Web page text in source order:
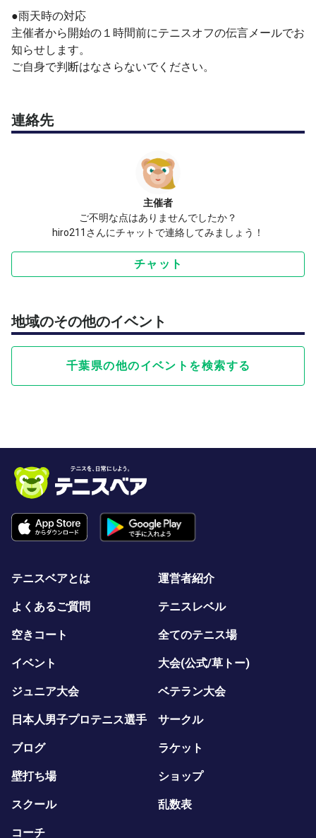
●雨天時の対応
主催者から開始の１時間前にテニスオフの伝言メールでお
知らせします。
ご自身で判断はなさらないでください。
連絡先
主催者
ご不明な点はありませんでしたか？
hiro211さんにチャットで連絡してみましょう！
チャット
地域のその他のイベント
千葉県の他のイベントを検索する
テニスベアとは 運営者紹介
よくあるご質問 テニスレベル
空きコート 全てのテニス場
イベント 大会(公式/草トー)
ジュニア大会 ベテラン大会
日本人男子プロテニス選手 サークル
ブログ ラケット
壁打ち場 ショップ
スクール 乱数表
コーチ